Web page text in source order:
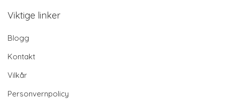
Viktige linker
Blogg
Kontakt
Vilkår
Personvernpolicy